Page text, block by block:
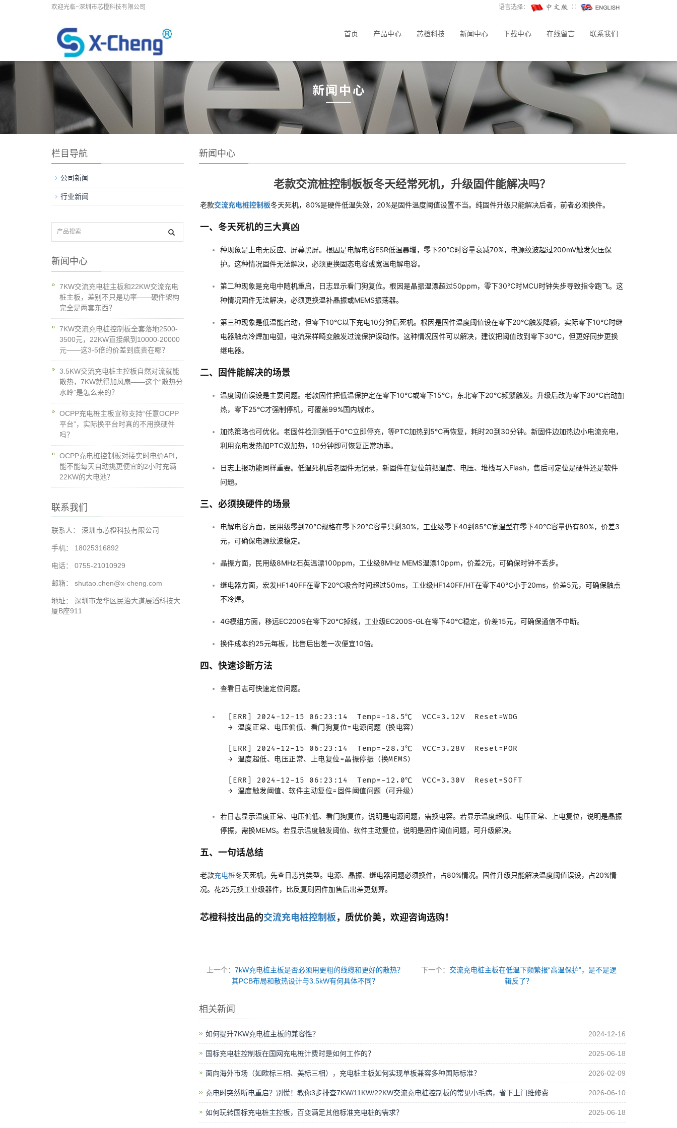
欢迎光临~深圳市芯橙科技有限公司 语言选择： ∷
首页 产品中心 芯橙科技 新闻中心 下载中心 在线留言 联系我们
新闻中心
老款交流桩控制板板冬天经常死机，升级固件能解决吗？
老款交流充电桩控制板冬天死机，80%是硬件低温失效，20%是固件温度阈值设置不当。纯固件升级只能解决后者，前者必须换件。
一、冬天死机的三大真凶
种现象是上电无反应、屏幕黑屏。根因是电解电容ESR低温暴增，零下20℃时容量衰减70%，电源纹波超过200mV触发欠压保
护。这种情况固件无法解决，必须更换固态电容或宽温电解电容。
第二种现象是充电中随机重启，日志显示看门狗复位。根因是晶振温漂超过50ppm，零下30℃时MCU时钟失步导致指令跑飞。这
种情况固件无法解决，必须更换温补晶振或MEMS振荡器。
第三种现象是低温能启动，但零下10℃以下充电10分钟后死机。根因是固件温度阈值设在零下20℃触发降额，实际零下10℃时继
电器触点冷焊加电弧，电流采样畸变触发过流保护误动作。这种情况固件可以解决，建议把阈值改到零下30℃，但更好同步更换
继电器。
二、固件能解决的场景
温度阈值误设是主要问题。老款固件把低温保护定在零下10℃或零下15℃，东北零下20℃频繁触发。升级后改为零下30℃启动加
热，零下25℃才强制停机，可覆盖99%国内城市。
加热策略也可优化。老固件检测到低于0℃立即停充，等PTC加热到5℃再恢复，耗时20到30分钟。新固件边加热边小电流充电，
利用充电发热加PTC双加热，10分钟即可恢复正常功率。
日志上报功能同样重要。低温死机后老固件无记录，新固件在复位前把温度、电压、堆栈写入Flash，售后可定位是硬件还是软件
问题。
三、必须换硬件的场景
电解电容方面，民用级零到70℃规格在零下20℃容量只剩30%，工业级零下40到85℃宽温型在零下40℃容量仍有80%，价差3
元，可确保电源纹波稳定。
晶振方面，民用级8MHz石英温漂100ppm，工业级8MHz MEMS温漂10ppm，价差2元，可确保时钟不丢步。
继电器方面，宏发HF140FF在零下20℃吸合时间超过50ms，工业级HF140FF/HT在零下40℃小于20ms，价差5元，可确保触点
不冷焊。
4G模组方面，移远EC200S在零下20℃掉线，工业级EC200S-GL在零下40℃稳定，价差15元，可确保通信不中断。
换件成本约25元每板，比售后出差一次便宜10倍。
四、快速诊断方法
查看日志可快速定位问题。
[ERR] 2024-12-15 06:23:14  Temp=-18.5℃  VCC=3.12V  Reset=WDG
→ 温度正常、电压偏低、看门狗复位=电源问题（换电容）
[ERR] 2024-12-15 06:23:14  Temp=-28.3℃  VCC=3.28V  Reset=POR
→ 温度超低、电压正常、上电复位=晶振停振（换MEMS）
[ERR] 2024-12-15 06:23:14  Temp=-12.0℃  VCC=3.30V  Reset=SOFT
→ 温度触发阈值、软件主动复位=固件阈值问题（可升级）
若日志显示温度正常、电压偏低、看门狗复位，说明是电源问题，需换电容。若显示温度超低、电压正常、上电复位，说明是晶振
停振，需换MEMS。若显示温度触发阈值、软件主动复位，说明是固件阈值问题，可升级解决。
五、一句话总结
老款充电桩冬天死机，先查日志判类型。电源、晶振、继电器问题必须换件，占80%情况。固件升级只能解决温度阈值误设，占20%情
况。花25元换工业级器件，比反复刷固件加售后出差更划算。
芯橙科技出品的交流充电桩控制板，质优价美，欢迎咨询选购！
上一个：7kW充电桩主板是否必须用更粗的线缆和更好的散热？
其PCB布局和散热设计与3.5kW有何具体不同？
下一个： 交流充电桩主板在低温下频繁报“高温保护”，是不是逻
辑反了？
相关新闻
如何提升7KW充电桩主板的兼容性？ 2024-12-16
国标充电桩控制板在国网充电桩计费时是如何工作的？ 2025-06-18
面向海外市场（如欧标三相、美标三相），充电桩主板如何实现单板兼容多种国际标准？ 2026-02-09
充电时突然断电重启？别慌！教你3步排查7KW/11KW/22KW交流充电桩控制板的常见小毛病，省下上门维修费 2026-06-10
如何玩转国标充电桩主控板，百变满足其他标准充电桩的需求？ 2025-06-18
栏目导航
公司新闻
行业新闻
新闻中心
7KW交流充电桩主板和22KW交流充电
桩主板，差别不只是功率——硬件架构
完全是两套东西？
7KW交流充电桩控制板全套落地2500-
3500元，22KW直接飙到10000-20000
元——这3-5倍的价差到底贵在哪？
3.5KW交流充电桩主控板自然对流就能
散热，7KW就得加风扇——这个“散热分
水岭”是怎么来的？
OCPP充电桩主板宣称支持“任意OCPP
平台”，实际换平台时真的不用换硬件
吗？
OCPP充电桩控制板对接实时电价API，
能不能每天自动挑更便宜的2小时充满
22KW的大电池？
联系我们
联系人： 深圳市芯橙科技有限公司
手机： 18025316892
电话： 0755-21010929
邮箱： shutao.chen@x-cheng.com
地址： 深圳市龙华区民治大道展滔科技大
厦B座911